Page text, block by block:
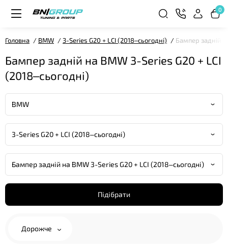
0
Головна BMW 3-Series G20 + LCI (2018–сьогодні) Бампер задній
Бампер задній на BMW 3-Series G20 + LCI
(2018–сьогодні)
Підібрати
Дорожче